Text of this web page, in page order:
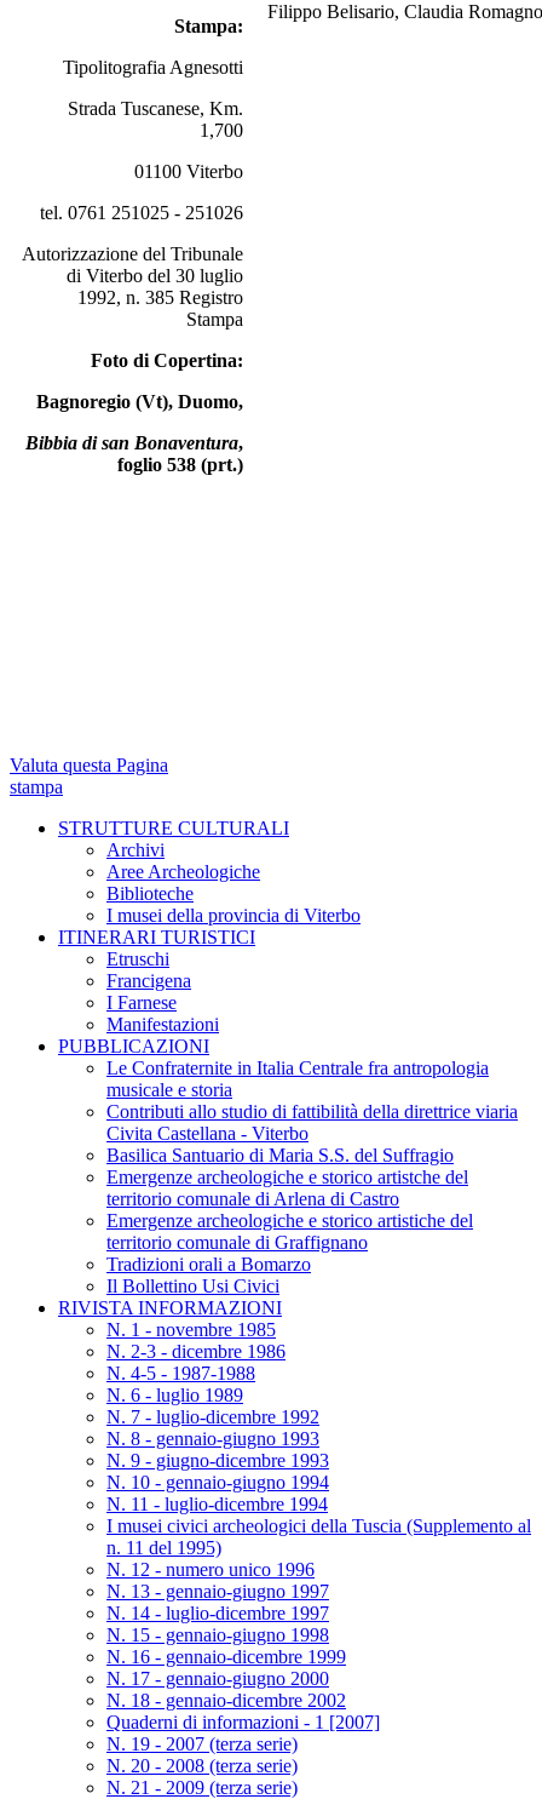
Stampa:
Tipolitografia Agnesotti
Strada Tuscanese, Km.
1,700
01100 Viterbo
tel. 0761 251025 - 251026
Autorizzazione del Tribunale
di Viterbo del 30 luglio
1992, n. 385 Registro
Stampa
Foto di Copertina:
Bagnoregio (Vt), Duomo,
Bibbia di san Bonaventura,
foglio 538 (prt.)
Filippo Belisario, Claudia
Valuta questa Pagina
stampa
STRUTTURE CULTURALI
Archivi
Aree Archeologiche
Biblioteche
I musei della provincia di Viterbo
ITINERARI TURISTICI
Etruschi
Francigena
I Farnese
Manifestazioni
PUBBLICAZIONI
Le Confraternite in Italia Centrale fra antropologia
musicale e storia
Contributi allo studio di fattibilità della direttrice viaria
Civita Castellana - Viterbo
Basilica Santuario di Maria S.S. del Suffragio
Emergenze archeologiche e storico artistche del
territorio comunale di Arlena di Castro
Emergenze archeologiche e storico artistiche del
territorio comunale di Graffignano
Tradizioni orali a Bomarzo
Il Bollettino Usi Civici
RIVISTA INFORMAZIONI
N. 1 - novembre 1985
N. 2-3 - dicembre 1986
N. 4-5 - 1987-1988
N. 6 - luglio 1989
N. 7 - luglio-dicembre 1992
N. 8 - gennaio-giugno 1993
N. 9 - giugno-dicembre 1993
N. 10 - gennaio-giugno 1994
N. 11 - luglio-dicembre 1994
I musei civici archeologici della Tuscia (Supplemento al
n. 11 del 1995)
N. 12 - numero unico 1996
N. 13 - gennaio-giugno 1997
N. 14 - luglio-dicembre 1997
N. 15 - gennaio-giugno 1998
N. 16 - gennaio-dicembre 1999
N. 17 - gennaio-giugno 2000
N. 18 - gennaio-dicembre 2002
Quaderni di informazioni - 1 [2007]
N. 19 - 2007 (terza serie)
N. 20 - 2008 (terza serie)
N. 21 - 2009 (terza serie)